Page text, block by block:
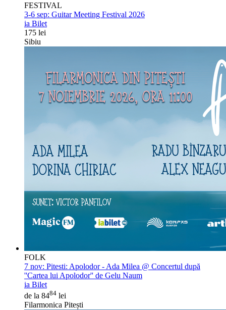
FESTIVAL
3-6 sep: Guitar Meeting Festival 2026
ia Bilet
175 lei
Sibiu
FOLK
7 nov: Pitesti: Apolodor - Ada Milea @ Concertul după
''Cartea lui Apolodor'' de Gelu Naum
ia Bilet
de la 8484 lei
Filarmonica Pitești